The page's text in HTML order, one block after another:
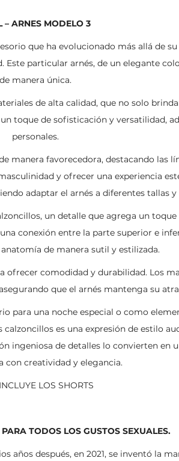
– ARNES MODELO 3
que ha evolucionado más allá de
particular arnés, de un elegante
de manera única.
de alta calidad, que no solo
toque de sofisticación y versatilidad,
personales.
manera favorecedora, destacando las
y ofrecer una experiencia
adaptar el arnés a diferentes tallas
un detalle que agrega un
conexión entre la parte superior e
de manera sutil y estilizada.
ofrecer comodidad y durabilidad. Los
que el arnés mantenga su
para una noche especial o como
es una expresión de estilo
ingeniosa de detalles lo convierten en
con creatividad y elegancia.
LOS SHORTS
TODOS LOS GUSTOS SEXUALES.
años después, en 2021, se inventó la